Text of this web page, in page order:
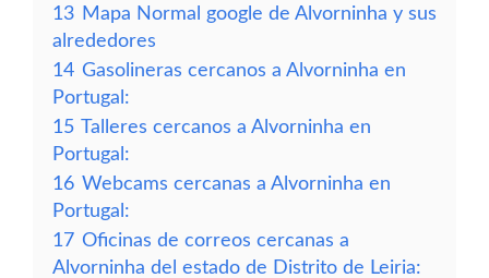
13 Mapa Normal google de Alvorninha y sus
alrededores
14 Gasolineras cercanos a Alvorninha en
Portugal:
15 Talleres cercanos a Alvorninha en
Portugal:
16 Webcams cercanas a Alvorninha en
Portugal:
17 Oficinas de correos cercanas a
Alvorninha del estado de Distrito de Leiria: